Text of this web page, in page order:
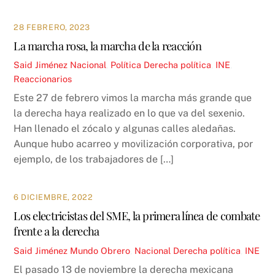
28 FEBRERO, 2023
La marcha rosa, la marcha de la reacción
Said Jiménez Nacional Política Derecha política INE
Reaccionarios
Este 27 de febrero vimos la marcha más grande que
la derecha haya realizado en lo que va del sexenio.
Han llenado el zócalo y algunas calles aledañas.
Aunque hubo acarreo y movilización corporativa, por
ejemplo, de los trabajadores de […]
6 DICIEMBRE, 2022
Los electricistas del SME, la primera línea de combate
frente a la derecha
Said Jiménez Mundo Obrero Nacional Derecha política INE
El pasado 13 de noviembre la derecha mexicana